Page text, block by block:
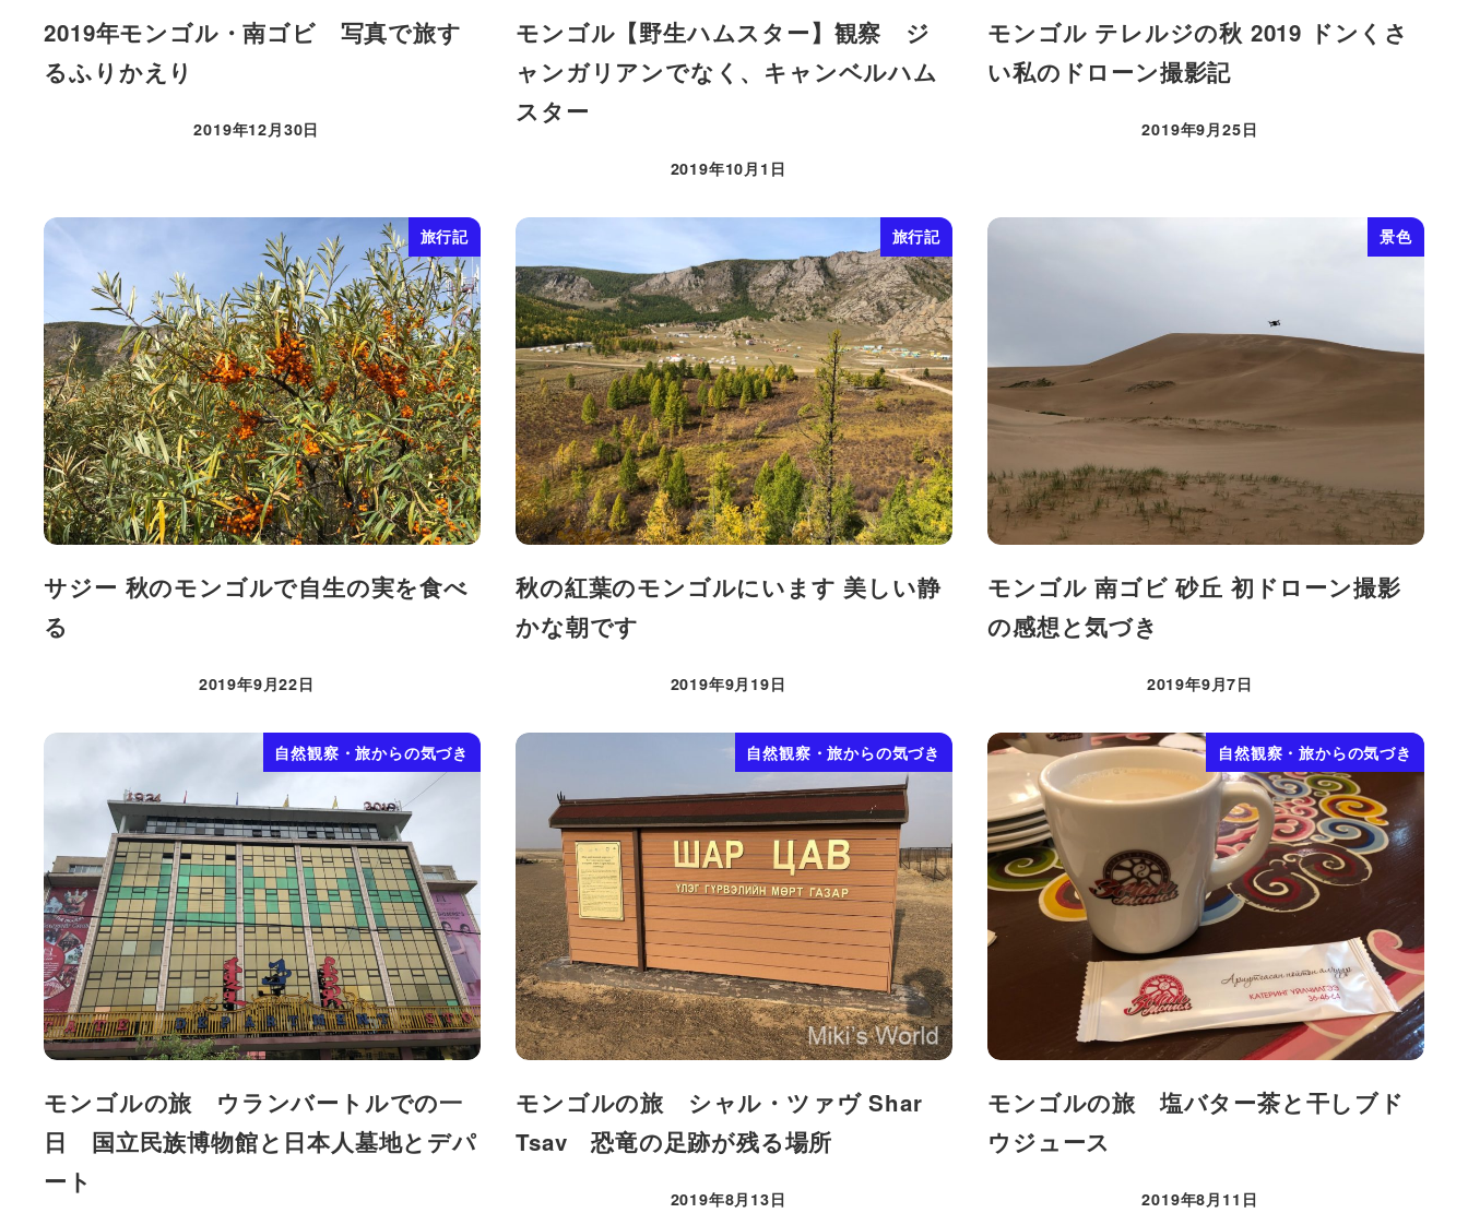
2019年モンゴル・南ゴビ 写真で旅す
るふりかえり
投稿日
2019年12月30日
モンゴル【野生ハムスター】観察 ジ
ャンガリアンでなく、キャンベルハム
スター
投稿日
2019年10月1日
モンゴル テレルジの秋 2019 ドンくさ
い私のドローン撮影記
投稿日
2019年9月25日
旅行記
サジー 秋のモンゴルで自生の実を食べ
る
投稿日
2019年9月22日
旅行記
秋の紅葉のモンゴルにいます 美しい静
かな朝です
投稿日
2019年9月19日
景色
モンゴル 南ゴビ 砂丘 初ドローン撮影
の感想と気づき
投稿日
2019年9月7日
自然観察・旅からの気づき
モンゴルの旅 ウランバートルでの一
日 国立民族博物館と日本人墓地とデパ
ート
自然観察・旅からの気づき
モンゴルの旅 シャル・ツァヴ Shar
Tsav 恐竜の足跡が残る場所
投稿日
2019年8月13日
自然観察・旅からの気づき
モンゴルの旅 塩バター茶と干しブド
ウジュース
投稿日
2019年8月11日